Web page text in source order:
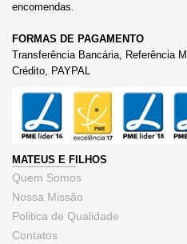
encomendas.
FORMAS DE PAGAMENTO
Transferência Bancária, Referência
Crédito, PAYPAL
MATEUS E FILHOS
Quem Somos
Nossa Missão
Politica de Qualidade
Contatos